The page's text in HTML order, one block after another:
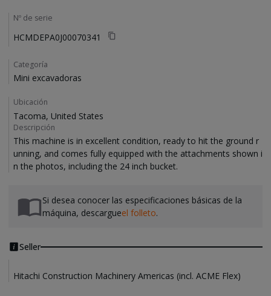
Nº de serie
HCMDEPA0J00070341
Categoría
Mini excavadoras
Ubicación
Tacoma, United States
Descripción
This machine is in excellent condition, ready to hit the ground r
unning, and comes fully equipped with the attachments shown i
Si desea conocer las especificaciones básicas de la
máquina, descargueel folleto.
Seller
Hitachi Construction Machinery Americas (incl. ACME Flex)